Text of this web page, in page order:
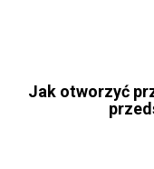
Jak otworzyć